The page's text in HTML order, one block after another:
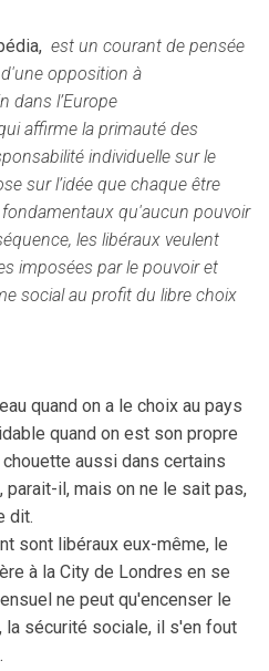
est un courant de pensée
opposition à
dans l’Europe
affirme la primauté des
individuelle sur le
sur l’idée que chaque être
qu'aucun pouvoir
les libéraux veulent
imposées par le pouvoiret
social au profit du libre choix
quand on a le choix au pays
quand on est son propre
aussi dans certains
il, mais on ne le sait pas,
dit.
sont libéraux eux-même, le
à la City de Londres en se
ne peut qu'encenser le
sécurité sociale, il s'en fout